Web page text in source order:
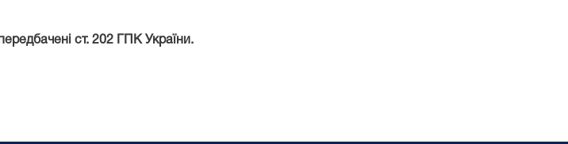
ст. 202 ГПК України.